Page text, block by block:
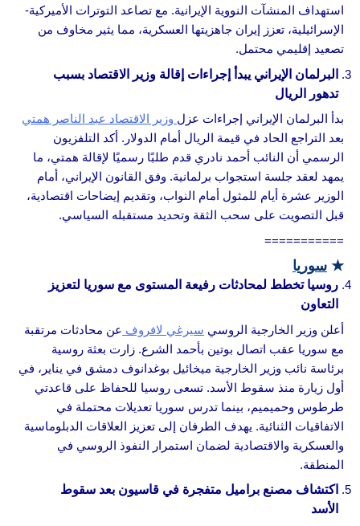
استهداف المنشآت النووية الإيرانية. مع تصاعد التوترات الأميركية-
الإسرائيلية، تعزز إيران جاهزيتها العسكرية، مما يثير مخاوف من
تصعيد إقليمي محتمل.
البرلمان الإيراني يبدأ إجراءات إقالة وزير الاقتصاد بسبب
تدهور الريال
بدأ البرلمان الإيراني إجراءات عزل وزير الاقتصاد عبد الناصر همتي
بعد التراجع الحاد في قيمة الريال أمام الدولار. أكد التلفزيون
الرسمي أن النائب أحمد نادري قدم طلبًا رسميًا لإقالة همتي، ما
يمهد لعقد جلسة استجواب برلمانية. وفق القانون الإيراني، أمام
الوزير عشرة أيام للمثول أمام النواب، وتقديم إيضاحات اقتصادية،
قبل التصويت على سحب الثقة وتحديد مستقبله السياسي.
===========
★ سوريا
روسيا تخطط لمحادثات رفيعة المستوى مع سوريا لتعزيز
التعاون
أعلن وزير الخارجية الروسي سيرغي لافروف عن محادثات مرتقبة
مع سوريا عقب اتصال بوتين بأحمد الشرع. زارت بعثة روسية
برئاسة نائب وزير الخارجية ميخائيل بوغدانوف دمشق في يناير، في
أول زيارة منذ سقوط الأسد. تسعى روسيا للحفاظ على قاعدتي
طرطوس وحميميم، بينما تدرس سوريا تعديلات محتملة في
الاتفاقيات الثنائية. يهدف الطرفان إلى تعزيز العلاقات الدبلوماسية
والعسكرية والاقتصادية لضمان استمرار النفوذ الروسي في
المنطقة.
اكتشاف مصنع براميل متفجرة في قاسيون بعد سقوط
الأسد